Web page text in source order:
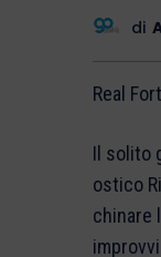
di
Real
Il solito
ostico
chinare